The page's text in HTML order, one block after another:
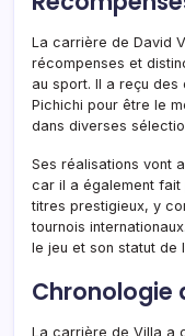
La carrière de David
récompenses et
au sport. Il a reçu
Pichichi pour être le
dans diverses
Ses réalisations vont
car il a également fait
titres prestigieux, y
tournois
le jeu et son statut de
Chronologie
La carrière de Villa a